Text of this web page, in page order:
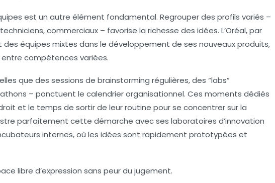
est un autre élément fondamental. Regrouper des profils variés –
commerciaux – favorise la richesse des idées. L’Oréal, par
équipes mixtes dans le développement de ses nouveaux produits,
compétences variées.
que des sessions de brainstorming régulières, des “labs”
– ponctuent le calendrier organisationnel. Ces moments dédiés
et le temps de sortir de leur routine pour se concentrer sur la
parfaitement cette démarche avec ses laboratoires d’innovation
internes, où les idées sont rapidement prototypées et
libre d’expression sans peur du jugement.